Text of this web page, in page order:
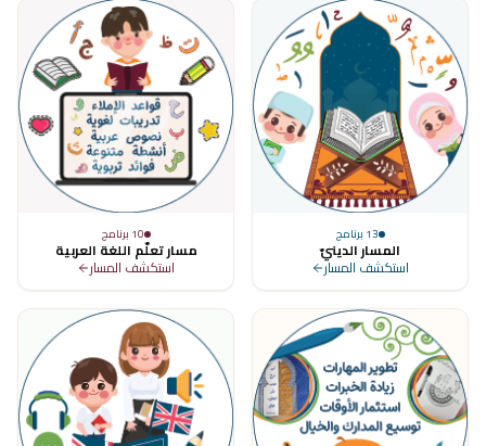
13 برنامج
المسار الدينيّ
استكشف المسار
10 برنامج
مسار تعلّم اللغة العربية
استكشف المسار